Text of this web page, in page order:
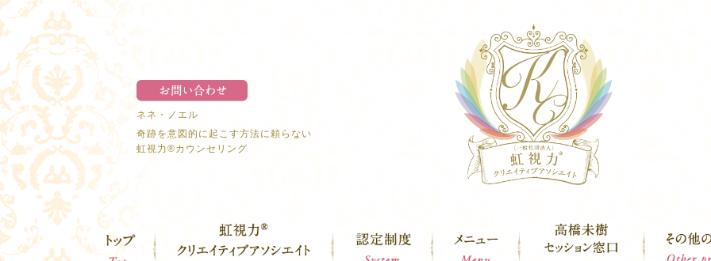
ネネ・ノエル
奇跡を意図的に起こす方法に頼らない
虹視力®︎カウンセリング